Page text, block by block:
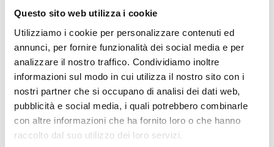
Questo sito web utilizza i cookie
Utilizziamo i cookie per personalizzare contenuti ed
annunci, per fornire funzionalità dei social media e per
analizzare il nostro traffico. Condividiamo inoltre
informazioni sul modo in cui utilizza il nostro sito con i
nostri partner che si occupano di analisi dei dati web,
pubblicità e social media, i quali potrebbero combinarle
con altre informazioni che ha fornito loro o che hanno
raccolto dal suo utilizzo dei loro servizi.
5) sostegno alla persona attraverso una offerta di
accoglienza
temporanea di carattere abitativo
sostegno
alla persona nel recupero delle relazioni sociali con la
comunità di riferimento, del p
roprio ruolo sociale, nel ricostruire un senso di
appartenenza, con